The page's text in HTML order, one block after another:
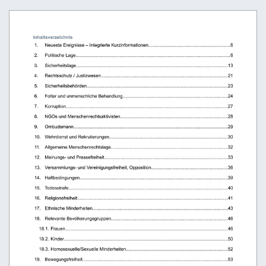
Inhaltsverzeichnis
1.
Neueste Ereignisse – Integrierte Kurzinformationen................................................................6
2.
Politische Lage..........................................................................................................................6
3.
Sicherheitslage........................................................................................................................13
4.
Rechtsschutz / Justizwesen....................................................................................................21
5.
Sicherheitsbehörden...............................................................................................................23
6.
Folter und unmenschliche Behandlung...................................................................................24
7.
Korruption................................................................................................................................27
8.
NGOs und Menschenrechtsaktivisten.....................................................................................28
9.
Ombudsmann..........................................................................................................................29
10.
Wehrdienst und Rekrutierungen.............................................................................................30
11.
Allgemeine Menschenrechtslage............................................................................................32
12.
Meinungs- und Pressefreiheit.................................................................................................33
13.
Versammlungs- und Vereinigungsfreiheit, Opposition............................................................36
14.
Haftbedingungen.....................................................................................................................39
15.
Todesstrafe..............................................................................................................................40
16.
Religionsfreiheit.......................................................................................................................41
17.
Ethnische Minderheiten...........................................................................................................43
18.
Relevante Bevölkerungsgruppen............................................................................................46
18.1. Frauen................................................................................................................................46
18.2. Kinder.................................................................................................................................50
18.3. Homosexuelle/Sexuelle Minderheiten................................................................................52
19.
Bewegungsfreiheit...................................................................................................................53